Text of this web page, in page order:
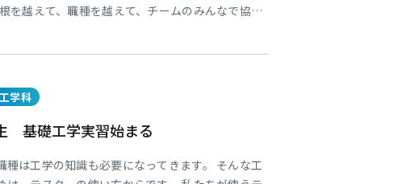
を越えて、職種を越えて、チームのみんなで協力
学科
基礎工学実習始まる
種は工学の知識も必要になってきます。 そんな工
東海医療工学
東海医療工学
東海医療工学
東海医療工学